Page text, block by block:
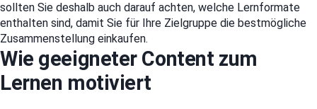
sollten Sie deshalb auch darauf achten, welche Lernformate
enthalten sind, damit Sie für Ihre Zielgruppe die bestmögliche
Zusammenstellung einkaufen.
Wie geeigneter Content zum
Lernen motiviert